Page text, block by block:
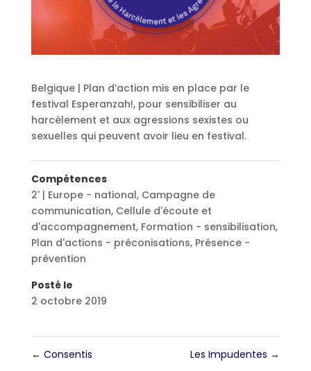
Belgique | Plan d’action mis en place par le
festival Esperanzah!, pour sensibiliser au
harcèlement et aux agressions sexistes ou
sexuelles qui peuvent avoir lieu en festival.
Compétences
2' | Europe - national, Campagne de
communication, Cellule d'écoute et
d'accompagnement, Formation - sensibilisation,
Plan d'actions - préconisations, Présence -
prévention
Posté le
2 octobre 2019
← Consentis Les Impudentes →